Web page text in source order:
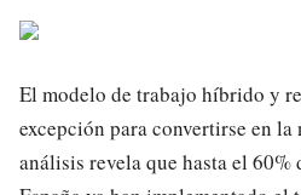
El modelo de trabajo híbrido y
excepción para convertirse en la
análisis revela que hasta el 60%